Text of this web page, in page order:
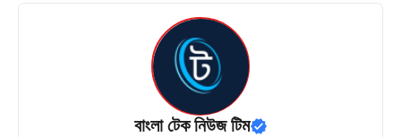
বাংলা টেক নিউজ টিম